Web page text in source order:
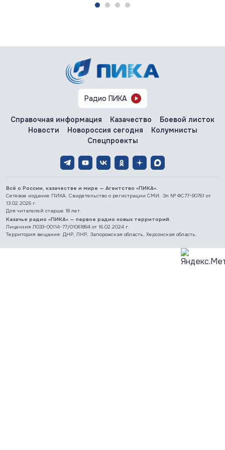
07.08.2026
Россия создаёт Силы беспилотных систем. Опыт СВО
#Запорожская область #СВО #Сводка
Запорожская область: главное за 7 августа
#Газ #ЕС #Нефть #Россия #Флот
Россия наращивает флот LNG-танкеров. Санкции ЕС
бессильны
Радио ПИКА
Справочная информация Казачество
Боевой листок
Новости
Новороссия сегодня
Колумнисты
Спецпроекты
Всё о России, казачестве и мире — Агентство «ПИКА».
Сетевое издание ПИКА. Свидетельство о регистрации СМИ: Эл № ФС77-90761 от
13.02.2026 г.
Для читателей старше 18 лет.
Казачье радио «ПИКА» — первое радио новых территорий.
Лицензия Л033-00114-77/01061894 от 16.02.2024 г.
Территория вещания: ДНР, ЛНР, Запорожская область, Херсонская область.